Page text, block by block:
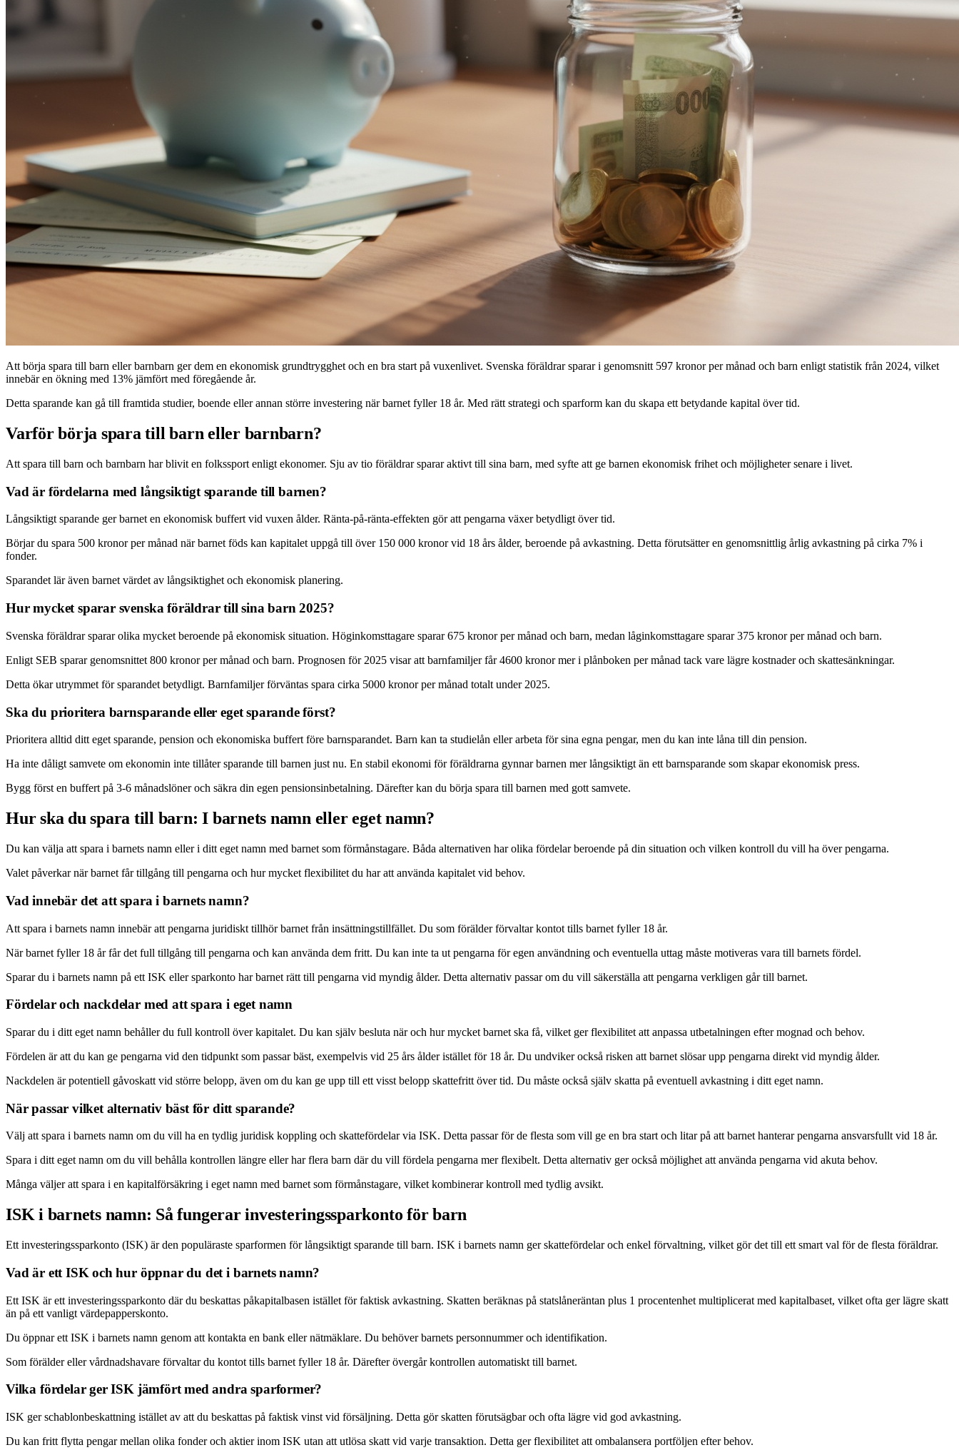
Att börja spara till barn eller barnbarn ger dem en ekonomisk grundtrygghet och en bra start på vuxenlivet. Svenska föräldrar sparar i genomsnitt 597 kronor per månad och barn enligt statistik från 2024, vilket
innebär en ökning med 13% jämfört med föregående år.
Detta sparande kan gå till framtida studier, boende eller annan större investering när barnet fyller 18 år. Med rätt strategi och sparform kan du skapa ett betydande kapital över tid.
Varför börja spara till barn eller barnbarn?
Att spara till barn och barnbarn har blivit en folkssport enligt ekonomer. Sju av tio föräldrar sparar aktivt till sina barn, med syfte att ge barnen ekonomisk frihet och möjligheter senare i livet.
Vad är fördelarna med långsiktigt sparande till barnen?
Långsiktigt sparande ger barnet en ekonomisk buffert vid vuxen ålder. Ränta-på-ränta-effekten gör att pengarna växer betydligt över tid.
Börjar du spara 500 kronor per månad när barnet föds kan kapitalet uppgå till över 150 000 kronor vid 18 års ålder, beroende på avkastning. Detta förutsätter en genomsnittlig årlig avkastning på cirka 7% i
fonder.
Sparandet lär även barnet värdet av långsiktighet och ekonomisk planering.
Hur mycket sparar svenska föräldrar till sina barn 2025?
Svenska föräldrar sparar olika mycket beroende på ekonomisk situation. Höginkomsttagare sparar 675 kronor per månad och barn, medan låginkomsttagare sparar 375 kronor per månad och barn.
Enligt SEB sparar genomsnittet 800 kronor per månad och barn. Prognosen för 2025 visar att barnfamiljer får 4600 kronor mer i plånboken per månad tack vare lägre kostnader och skattesänkningar.
Detta ökar utrymmet för sparandet betydligt. Barnfamiljer förväntas spara cirka 5000 kronor per månad totalt under 2025.
Ska du prioritera barnsparande eller eget sparande först?
Prioritera alltid ditt eget sparande, pension och ekonomiska buffert före barnsparandet. Barn kan ta studielån eller arbeta för sina egna pengar, men du kan inte låna till din pension.
Ha inte dåligt samvete om ekonomin inte tillåter sparande till barnen just nu. En stabil ekonomi för föräldrarna gynnar barnen mer långsiktigt än ett barnsparande som skapar ekonomisk press.
Bygg först en buffert på 3-6 månadslöner och säkra din egen pensionsinbetalning. Därefter kan du börja spara till barnen med gott samvete.
Hur ska du spara till barn: I barnets namn eller eget namn?
Du kan välja att spara i barnets namn eller i ditt eget namn med barnet som förmånstagare. Båda alternativen har olika fördelar beroende på din situation och vilken kontroll du vill ha över pengarna.
Valet påverkar när barnet får tillgång till pengarna och hur mycket flexibilitet du har att använda kapitalet vid behov.
Vad innebär det att spara i barnets namn?
Att spara i barnets namn innebär att pengarna juridiskt tillhör barnet från insättningstillfället. Du som förälder förvaltar kontot tills barnet fyller 18 år.
När barnet fyller 18 år får det full tillgång till pengarna och kan använda dem fritt. Du kan inte ta ut pengarna för egen användning och eventuella uttag måste motiveras vara till barnets fördel.
Sparar du i barnets namn på ett ISK eller sparkonto har barnet rätt till pengarna vid myndig ålder. Detta alternativ passar om du vill säkerställa att pengarna verkligen går till barnet.
Fördelar och nackdelar med att spara i eget namn
Sparar du i ditt eget namn behåller du full kontroll över kapitalet. Du kan själv besluta när och hur mycket barnet ska få, vilket ger flexibilitet att anpassa utbetalningen efter mognad och behov.
Fördelen är att du kan ge pengarna vid den tidpunkt som passar bäst, exempelvis vid 25 års ålder istället för 18 år. Du undviker också risken att barnet slösar upp pengarna direkt vid myndig ålder.
Nackdelen är potentiell gåvoskatt vid större belopp, även om du kan ge upp till ett visst belopp skattefritt över tid. Du måste också själv skatta på eventuell avkastning i ditt eget namn.
När passar vilket alternativ bäst för ditt sparande?
Välj att spara i barnets namn om du vill ha en tydlig juridisk koppling och skattefördelar via ISK. Detta passar för de flesta som vill ge en bra start och litar på att barnet hanterar pengarna ansvarsfullt vid 18 år.
Spara i ditt eget namn om du vill behålla kontrollen längre eller har flera barn där du vill fördela pengarna mer flexibelt. Detta alternativ ger också möjlighet att använda pengarna vid akuta behov.
Många väljer att spara i en kapitalförsäkring i eget namn med barnet som förmånstagare, vilket kombinerar kontroll med tydlig avsikt.
ISK i barnets namn: Så fungerar investeringssparkonto för barn
Ett investeringssparkonto (ISK) är den populäraste sparformen för långsiktigt sparande till barn. ISK i barnets namn ger skattefördelar och enkel förvaltning, vilket gör det till ett smart val för de flesta föräldrar.
Vad är ett ISK och hur öppnar du det i barnets namn?
Ett ISK är ett investeringssparkonto där du beskattas påkapitalbasen istället för faktisk avkastning. Skatten beräknas på statslåneräntan plus 1 procentenhet multiplicerat med kapitalbaset, vilket ofta ger lägre skatt
än på ett vanligt värdepapperskonto.
Du öppnar ett ISK i barnets namn genom att kontakta en bank eller nätmäklare. Du behöver barnets personnummer och identifikation.
Som förälder eller vårdnadshavare förvaltar du kontot tills barnet fyller 18 år. Därefter övergår kontrollen automatiskt till barnet.
Vilka fördelar ger ISK jämfört med andra sparformer?
ISK ger schablonbeskattning istället av att du beskattas på faktisk vinst vid försäljning. Detta gör skatten förutsägbar och ofta lägre vid god avkastning.
Du kan fritt flytta pengar mellan olika fonder och aktier inom ISK utan att utlösa skatt vid varje transaktion. Detta ger flexibilitet att ombalansera portföljen efter behov.